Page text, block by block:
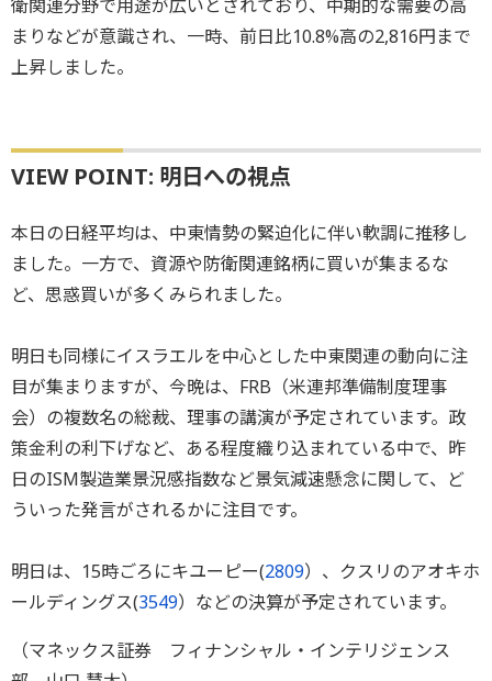
衛関連分野で用途が広いとされており、中期的な需要の高
まりなどが意識され、一時、前日比10.8%高の2,816円まで
上昇しました。
VIEW POINT: 明日への視点
本日の日経平均は、中東情勢の緊迫化に伴い軟調に推移し
ました。一方で、資源や防衛関連銘柄に買いが集まるな
ど、思惑買いが多くみられました。
明日も同様にイスラエルを中心とした中東関連の動向に注
目が集まりますが、今晩は、FRB（米連邦準備制度理事
会）の複数名の総裁、理事の講演が予定されています。政
策金利の利下げなど、ある程度織り込まれている中で、昨
日のISM製造業景況感指数など景気減速懸念に関して、ど
ういった発言がされるかに注目です。
明日は、15時ごろにキユーピー(2809）、クスリのアオキホ
ールディングス(3549）などの決算が予定されています。
（マネックス証券 フィナンシャル・インテリジェンス